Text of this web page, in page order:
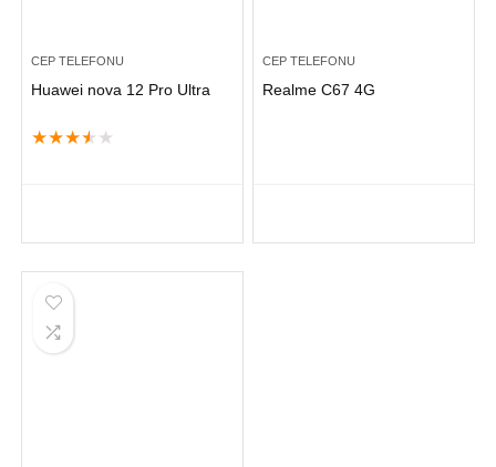
CEP TELEFONU
Huawei nova 12 Pro Ultra
★★★★ ★
CEP TELEFONU
Realme C67 4G